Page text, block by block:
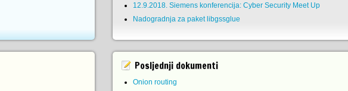
12.9.2018. Siemens konferencija: Cyber Security Meet Up
Nadogradnja za paket libgssglue
Posljednji dokumenti
Onion routing